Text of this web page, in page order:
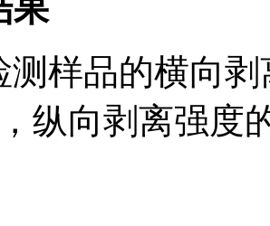
果
测样品的横向
纵向剥离强度